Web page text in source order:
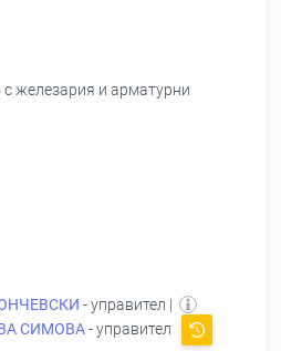
железария и арматурни
- управител |
СИМОВА- управител